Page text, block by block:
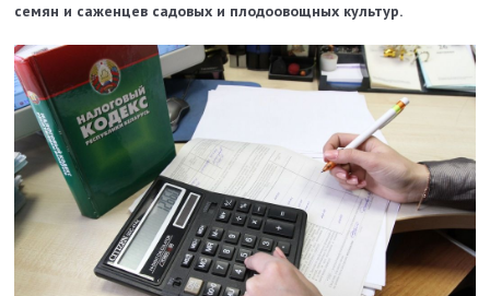
семян и саженцев садовых и плодоовощных культур.